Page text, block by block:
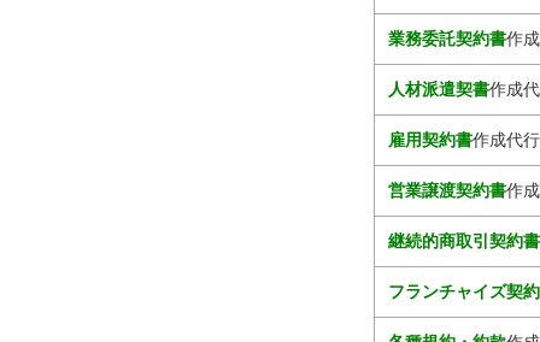
業務委託契約書作
人材派遣契書作成
雇用契約書作成代
営業譲渡契約書作
継続的商取引契約書
フランチャイズ契